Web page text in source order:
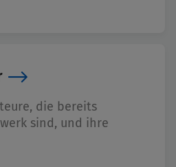
die bereits
sind, und ihre